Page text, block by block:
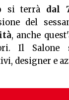
si terrà dal
del
, anche
Il Salone
designer e